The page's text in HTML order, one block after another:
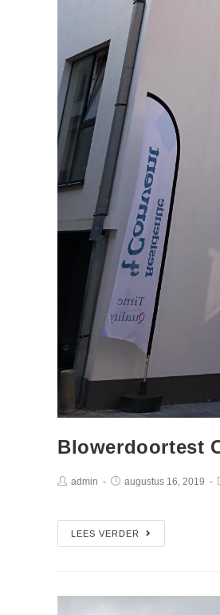
Blowerdoortest
admin augustus 16, 2019
LEES VERDER